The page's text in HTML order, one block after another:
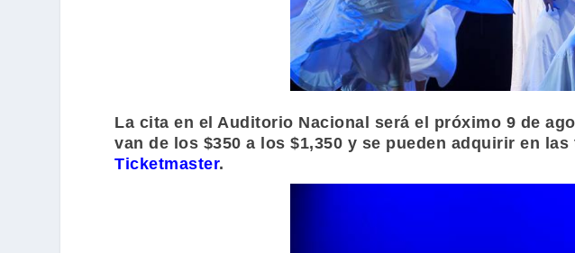
La cita en el Auditorio Nacional será el próximo 9 de
van de los $350 a los $1,350 y se pueden adquirir en
Ticketmaster.